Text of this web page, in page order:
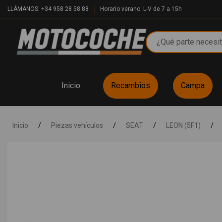
LLÁMANOS: +34 958 28 58 88 Horario verano: L-V de 7 a 15h
Inicio Recambios Campa
Inicio / Piezas vehículos / SEAT / LEON (5F1) /